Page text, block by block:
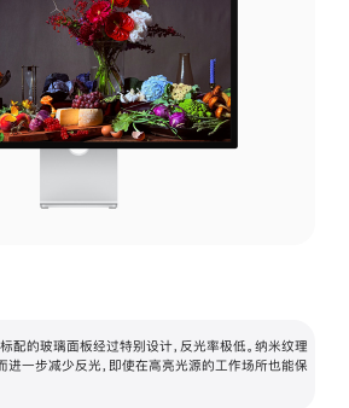
标配的玻璃面板经过特别设计，反光率极低。纳米纹理
进一步减少反光，即使在高亮光源的工作场所也能保